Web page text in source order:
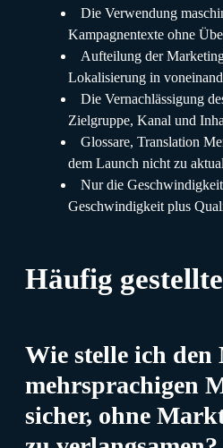
Die Verwendung
Kampagnentexte ohne
Aufteilung der
Lokalisierung in
Die Vernachlässigung
Zielgruppe, Kanal und
Glossare, Translation
dem Launch nicht zu
Nur die Geschwindigkeit
Geschwindigkeit plus
Häufig
Wie stelle ich
mehrsprachigen
sicher, ohne